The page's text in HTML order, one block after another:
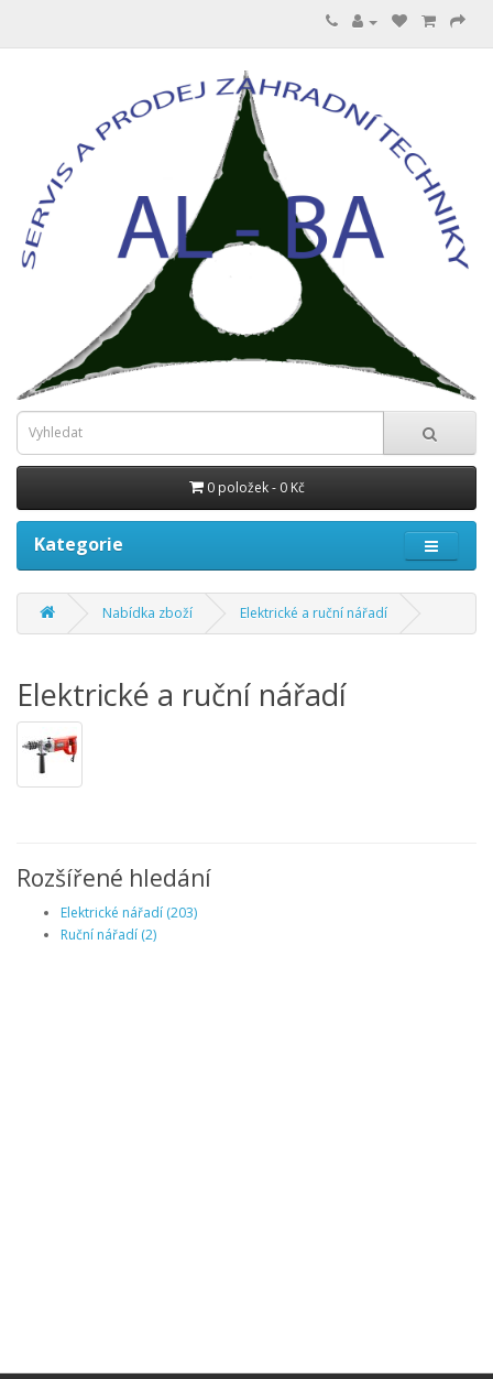
0 položek - 0 Kč
Kategorie
Nabídka zboží Elektrické a ruční nářadí
Elektrické a ruční nářadí
Rozšířené hledání
Elektrické nářadí (203)
Ruční nářadí (2)